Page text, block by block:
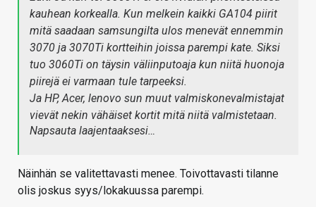
kauhean korkealla. Kun melkein kaikki GA104 piirit
mitä saadaan samsungilta ulos menevät ennemmin
3070 ja 3070Ti kortteihin joissa parempi kate. Siksi
tuo 3060Ti on täysin väliinputoaja kun niitä huonoja
piirejä ei varmaan tule tarpeeksi.
Ja HP, Acer, lenovo sun muut valmiskonevalmistajat
vievät nekin vähäiset kortit mitä niitä valmistetaan.
Napsauta laajentaaksesi…
Näinhän se valitettavasti menee. Toivottavasti tilanne
olis joskus syys/lokakuussa parempi.